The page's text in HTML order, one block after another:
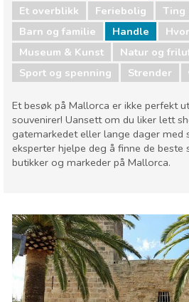
Et overblikk
Feriebolig
Ting
Barn og familie
Handle
Museum & Kunst
Natur og
Sport og spenning
Strender
Et besøk på Mallorca er ikke perfekt
souvenirer! Uansett om du liker lett
gatemarkedet eller lange dager med
eksperter hjelpe deg å finne de beste
butikker og markeder på Mallorca.
Barn og familie
Handle
Museum & Kunst
Natur og
Sport og spenning
Strender